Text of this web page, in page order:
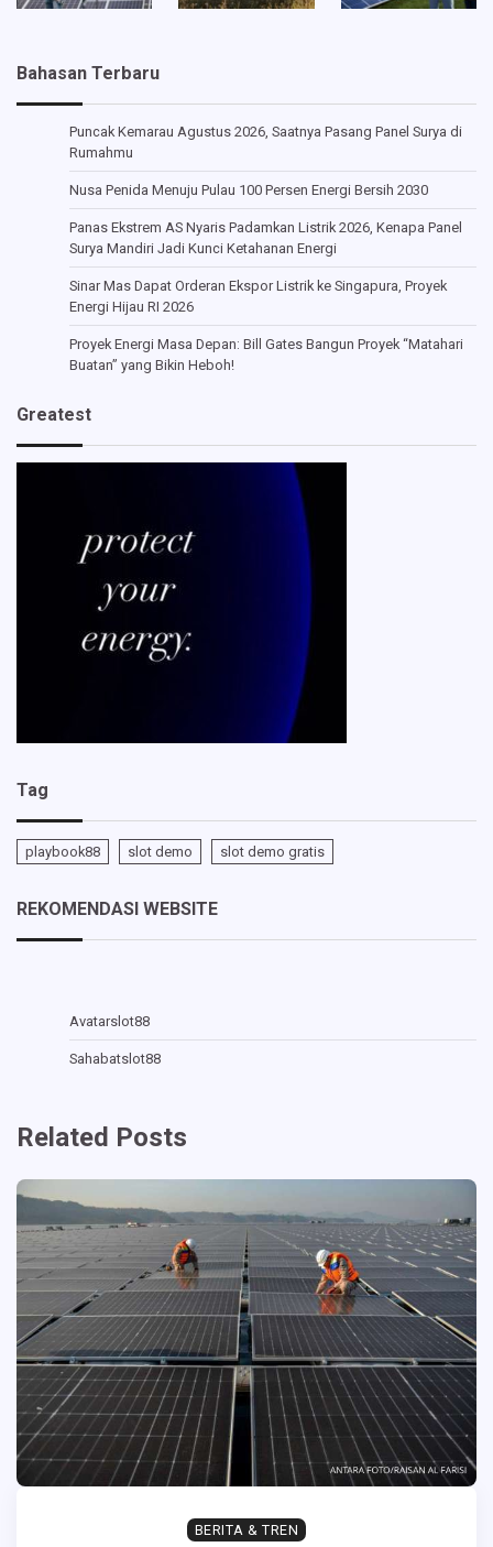
Bahasan Terbaru
Puncak Kemarau Agustus 2026, Saatnya Pasang Panel Surya di
Rumahmu
Nusa Penida Menuju Pulau 100 Persen Energi Bersih 2030
Panas Ekstrem AS Nyaris Padamkan Listrik 2026, Kenapa Panel
Surya Mandiri Jadi Kunci Ketahanan Energi
Sinar Mas Dapat Orderan Ekspor Listrik ke Singapura, Proyek
Energi Hijau RI 2026
Proyek Energi Masa Depan: Bill Gates Bangun Proyek “Matahari
Buatan” yang Bikin Heboh!
Greatest
Tag
playbook88 slot demo slot demo gratis
REKOMENDASI WEBSITE
Avatarslot88
Sahabatslot88
Related Posts
BERITA & TREN